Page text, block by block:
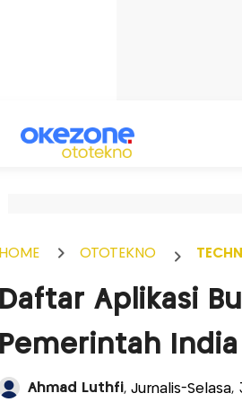
HOME OTOTEKNO
Daftar Aplikasi
Pemerintah India
Ahmad Luthfi, Jurnalis-Selasa,